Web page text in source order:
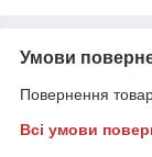
Умови
Повернення
Всі умови